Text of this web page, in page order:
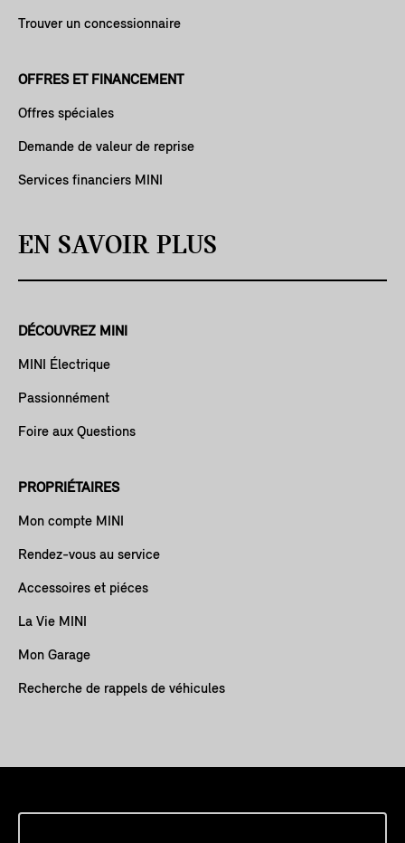
Trouver un concessionnaire
OFFRES ET FINANCEMENT
Offres spéciales
Demande de valeur de reprise
Services financiers MINI
EN SAVOIR PLUS
DÉCOUVREZ MINI
MINI Électrique
Passionnément
Foire aux Questions
PROPRIÉTAIRES
Mon compte MINI
Rendez-vous au service
Accessoires et piéces
La Vie MINI
Mon Garage
Recherche de rappels de véhicules